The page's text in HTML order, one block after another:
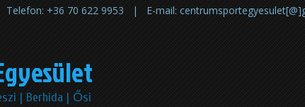
Telefon: +36 70 622 9953 | E-mail:
| Berhida | Ősi